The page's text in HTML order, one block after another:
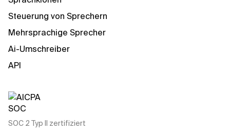
Steuerung von Sprechern
Mehrsprachige Sprecher
Ai-Umschreiber
API
SOC 2 Typ II zertifiziert